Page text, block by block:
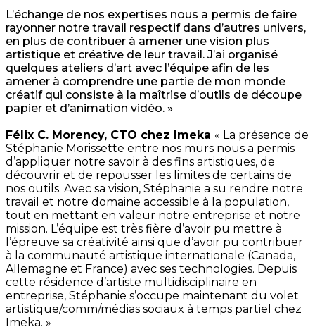
L’échange de nos expertises nous a permis de faire
rayonner notre travail respectif dans d’autres univers,
en plus de contribuer à amener une vision plus
artistique et créative de leur travail. J’ai organisé
quelques ateliers d’art avec l’équipe afin de les
amener à comprendre une partie de mon monde
créatif qui consiste à la maîtrise d’outils de découpe
papier et d’animation vidéo. »
Félix C. Morency, CTO chez Imeka « La présence de
Stéphanie Morissette entre nos murs nous a permis
d’appliquer notre savoir à des fins artistiques, de
découvrir et de repousser les limites de certains de
nos outils. Avec sa vision, Stéphanie a su rendre notre
travail et notre domaine accessible à la population,
tout en mettant en valeur notre entreprise et notre
mission. L’équipe est très fière d’avoir pu mettre à
l’épreuve sa créativité ainsi que d’avoir pu contribuer
à la communauté artistique internationale (Canada,
Allemagne et France) avec ses technologies. Depuis
cette résidence d’artiste multidisciplinaire en
entreprise, Stéphanie s’occupe maintenant du volet
artistique/comm/médias sociaux à temps partiel chez
Imeka. »